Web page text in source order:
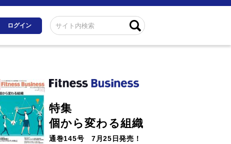
ログイン
特集
個から変わる組織
通巻145号 7月25日発売！